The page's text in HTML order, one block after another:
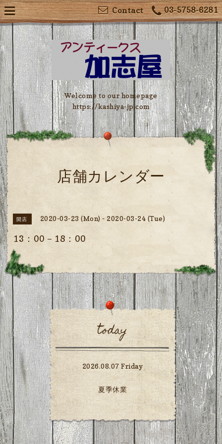
03-5758-6281
Contact
Welcome to our homepage
https://kashiya-jp.com
店舗カレンダー
開店 2020-03-23 (Mon) - 2020-03-24 (Tue)
13：00－18：00
today
2026.08.07 Friday
夏季休業